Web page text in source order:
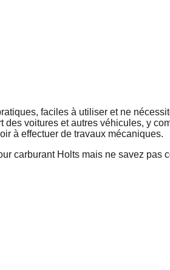
faciles à utiliser et ne
des voitures et autres véhicules, y
à effectuer de travaux mécaniques.
carburant Holts mais ne savez pas